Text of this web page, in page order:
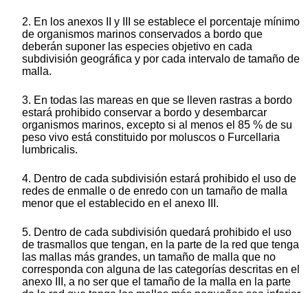
2. En los anexos II y III se establece el porcentaje mínimo
de organismos marinos conservados a bordo que
deberán suponer las especies objetivo en cada
subdivisión geográfica y por cada intervalo de tamaño de
malla.
3. En todas las mareas en que se lleven rastras a bordo
estará prohibido conservar a bordo y desembarcar
organismos marinos, excepto si al menos el 85 % de su
peso vivo está constituido por moluscos o Furcellaria
lumbricalis.
4. Dentro de cada subdivisión estará prohibido el uso de
redes de enmalle o de enredo con un tamaño de malla
menor que el establecido en el anexo III.
5. Dentro de cada subdivisión quedará prohibido el uso
de trasmallos que tengan, en la parte de la red que tenga
las mallas más grandes, un tamaño de malla que no
corresponda con alguna de las categorías descritas en el
anexo III, a no ser que el tamaño de la malla en la parte